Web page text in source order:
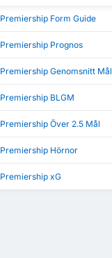
Premiership Form Guide
Premiership Prognos
Premiership Genomsnitt Mål
Premiership BLGM
Premiership Över 2.5 Mål
Premiership Hörnor
Premiership xG